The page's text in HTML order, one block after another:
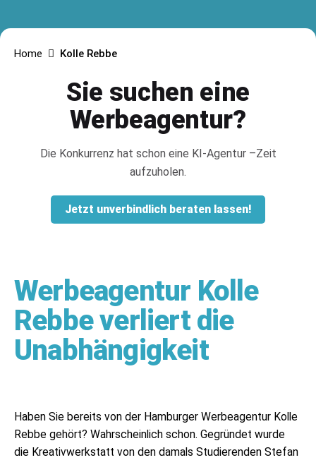
Home Kolle Rebbe
Sie suchen eine
Werbeagentur?
Die Konkurrenz hat schon eine KI-Agentur –Zeit
aufzuholen.
Jetzt unverbindlich beraten lassen!
Werbeagentur Kolle
Rebbe verliert die
Unabhängigkeit
Haben Sie bereits von der Hamburger Werbeagentur Kolle
Rebbe gehört? Wahrscheinlich schon. Gegründet wurde
die Kreativwerkstatt von den damals Studierenden Stefan